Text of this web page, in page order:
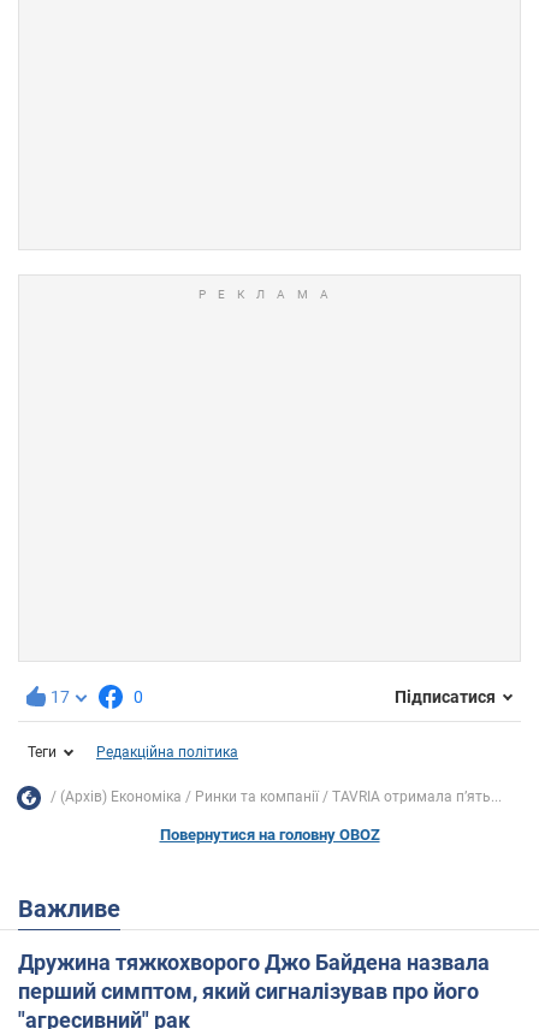
17 0 Підписатися
Теги Редакційна політика
(Архів) Економіка Ринки та компанії TAVRIA отримала п’ять...
Повернутися на головну OBOZ
Важливе
Дружина тяжкохворого Джо Байдена назвала
перший симптом, який сигналізував про його
"агресивний" рак